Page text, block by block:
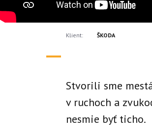
Klient: ŠKODA
Stvorili sme
v ruchoch a
nesmie byť ticho.